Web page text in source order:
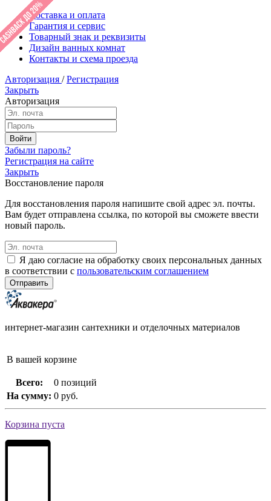
Доставка и оплата
Гарантия и сервис
Товарный знак и реквизиты
Дизайн ванных комнат
Контакты и схема проезда
Авторизация / Регистрация
Закрыть
Авторизация
Забыли пароль?
Регистрация на сайте
Закрыть
Восстановление пароля
Для восстановления пароля напишите свой адрес эл. почты.
Вам будет отправлена ссылка, по которой вы сможете ввести
новый пароль.
Я даю согласие на обработку своих персональных данных
в соответствии с пользовательским соглашением
интернет-магазин сантехники и отделочных материалов
В вашей корзине
Всего:
0 позиций
На сумму: 0 руб.
Корзина пуста